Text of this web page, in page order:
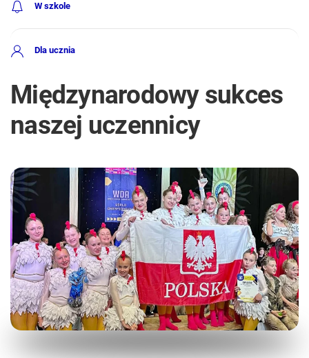
W szkole
Dla ucznia
Międzynarodowy sukces
naszej uczennicy